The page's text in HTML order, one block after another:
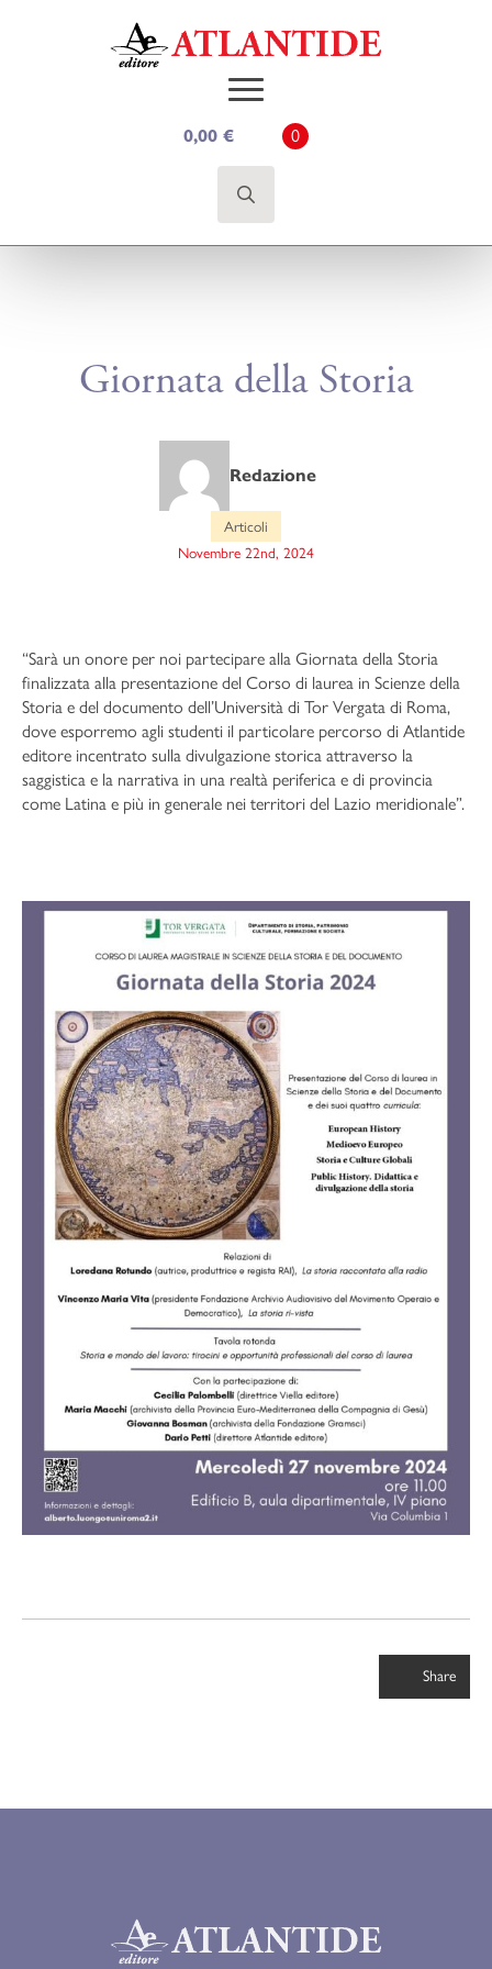
0,00 € 0
Giornata della Storia
Redazione
Articoli
Novembre 22nd, 2024
“Sarà un onore per noi partecipare alla Giornata della Storia
finalizzata alla presentazione del Corso di laurea in Scienze della
Storia e del documento dell’Università di Tor Vergata di Roma,
dove esporremo agli studenti il particolare percorso di Atlantide
editore incentrato sulla divulgazione storica attraverso la
saggistica e la narrativa in una realtà periferica e di provincia
come Latina e più in generale nei territori del Lazio meridionale”.
Share